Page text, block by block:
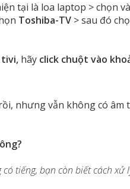
tại là loa laptop > chọn
Toshiba-TV > sau đó
tivi, hãy click chuột vào
nhưng vẫn không có âm
tiếng, bạn còn biết cách xử